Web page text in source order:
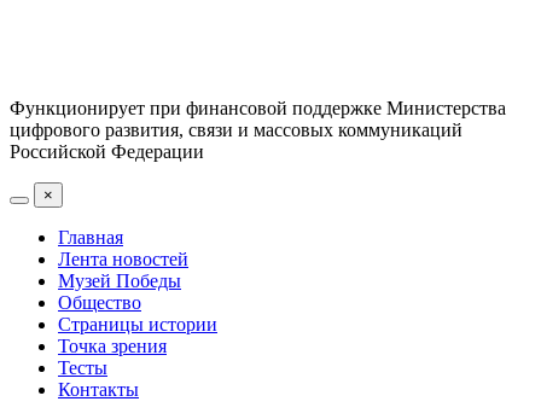
Функционирует при финансовой поддержке Министерства
цифрового развития, связи и массовых коммуникаций
Российской Федерации
×
Главная
Лента новостей
Музей Победы
Общество
Страницы истории
Точка зрения
Тесты
Контакты